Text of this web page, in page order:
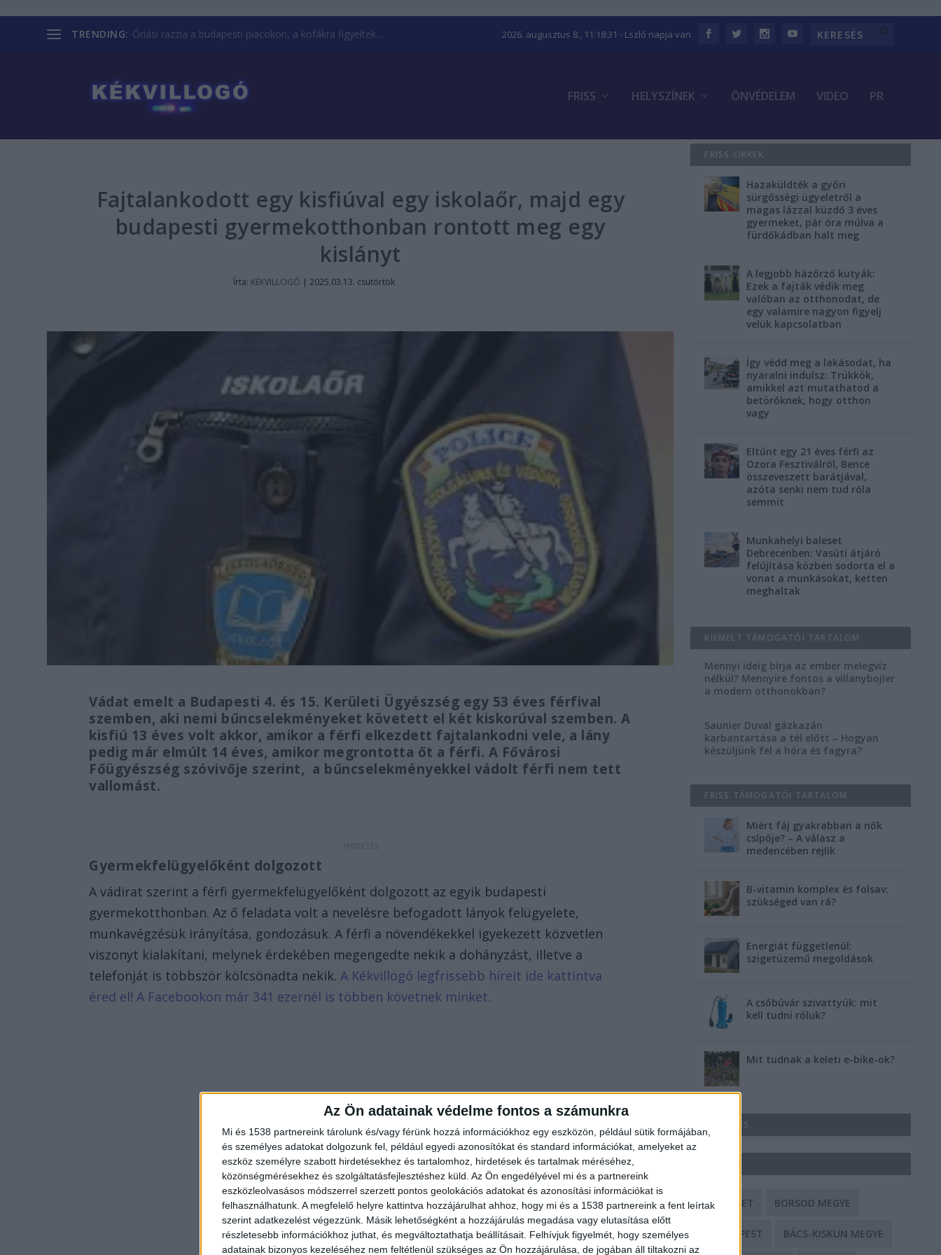
Az Ön adatainak védelme fontos a számunkra
Mi és 1538 partnereink tárolunk és/vagy férünk hozzá információkhoz egy eszközön, például sütik formájában,
és személyes adatokat dolgozunk fel, például egyedi azonosítókat és standard információkat, amelyeket az
eszköz személyre szabott hirdetésekhez és tartalomhoz, hirdetések és tartalmak méréséhez,
közönségmérésekhez és szolgáltatásfejlesztéshez küld. Az Ön engedélyével mi és a partnereink
eszközleolvasásos módszerrel szerzett pontos geolokációs adatokat és azonosítási információkat is
felhasználhatunk. A megfelelő helyre kattintva hozzájárulhat ahhoz, hogy mi és a 1538 partnereink a fent leírtak
szerint adatkezelést végezzünk. Másik lehetőségként a hozzájárulás megadása vagy elutasítása előtt
részletesebb információkhoz juthat, és megváltoztathatja beállításait. Felhívjuk figyelmét, hogy személyes
adatainak bizonyos kezeléséhez nem feltétlenül szükséges az Ön hozzájárulása, de jogában áll tiltakozni az
TRENDING: Óriási razzia a budapesti piacokon, a kofákra figyeltek... 2026. augusztus 8., 11:18:31 - Lszló napja van
FRISS HELYSZÍNEK ÖNVÉDELEM VIDEO PR
Fajtalankodott egy kisfiúval egy iskolaőr, majd egy
budapesti gyermekotthonban rontott meg egy
kislányt
Írta: KÉKVILLOGÓ | 2025.03.13. csütörtök
Vádat emelt a Budapesti 4. és 15. Kerületi Ügyészség egy 53 éves férfival
szemben, aki nemi bűncselekményeket követett el két kiskorúval szemben. A
kisfiú 13 éves volt akkor, amikor a férfi elkezdett fajtalankodni vele, a lány
pedig már elmúlt 14 éves, amikor megrontotta őt a férfi. A Fővárosi
Főügyészség szóvivője szerint, a bűncselekményekkel vádolt férfi nem tett
vallomást.
Gyermekfelügyelőként dolgozott
A vádirat szerint a férfi gyermekfelügyelőként dolgozott az egyik budapesti
gyermekotthonban. Az ő feladata volt a nevelésre befogadott lányok felügyelete,
munkavégzésük irányítása, gondozásuk. A férfi a növendékekkel igyekezett közvetlen
viszonyt kialakítani, melynek érdekében megengedte nekik a dohányzást, illetve a
telefonját is többször kölcsönadta nekik.A Kékvillogó legfrissebb híreit ide kattintva
éred el! A Facebookon már 341 ezernél is többen követnek minket.
FRISS CIKKEK
Hazaküldték a győri
sürgősségi ügyeletről a
magas lázzal küzdő 3 éves
gyermeket, pár óra múlva a
fürdőkádban halt meg
A legjobb házőrző kutyák:
Ezek a fajták védik meg
valóban az otthonodat, de
egy valamire nagyon figyelj
velük kapcsolatban
Így védd meg a lakásodat, ha
nyaralni indulsz: Trükkök,
amikkel azt mutathatod a
betörőknek, hogy otthon
vagy
Eltűnt egy 21 éves férfi az
Ozora Fesztiválról, Bence
összeveszett barátjával,
azóta senki nem tud róla
semmit
Munkahelyi baleset
Debrecenben: Vasúti átjáró
felújítása közben sodorta el a
vonat a munkásokat, ketten
meghaltak
KIEMELT TÁMOGATÓI TARTALOM
Mennyi ideig bírja az ember melegvíz
nélkül? Mennyire fontos a villanybojler
a modern otthonokban?
Saunier Duval gázkazán
karbantartása a tél előtt – Hogyan
készüljünk fel a hóra és fagyra?
FRISS TÁMOGATÓI TARTALOM
Miért fáj gyakrabban a nők
csípője? – A válasz a
medencében rejlik
B-vitamin komplex és folsav:
szükséged van rá?
Energiát függetlenül:
szigetüzemű megoldások
A csőbúvár szivattyúk: mit
kell tudni róluk?
Mit tudnak a keleti e-bike-ok?
HIRDETÉS
BALESET BORSOD MEGYE
BUDAPEST BÁCS-KISKUN MEGYE